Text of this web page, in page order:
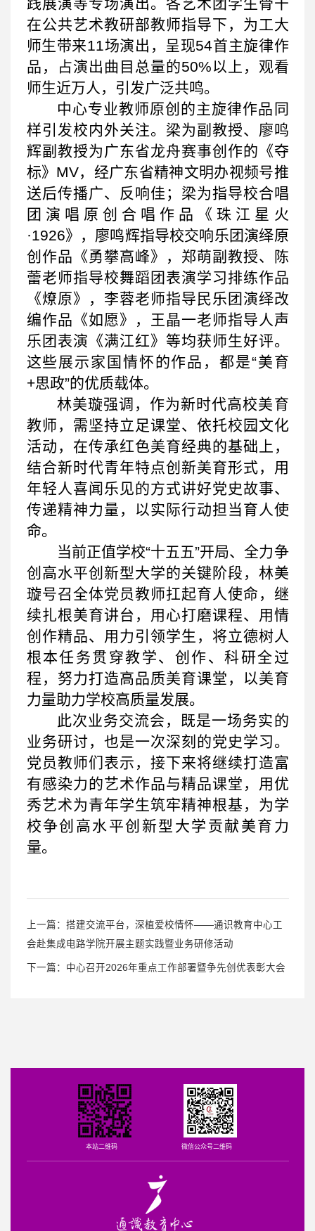
践展演等专场演出。各艺术团学生骨干
在公共艺术教研部教师指导下，为工大
师生带来11场演出，呈现54首主旋律作
品，占演出曲目总量的50%以上，观看
师生近万人，引发广泛共鸣。
中心专业教师原创的主旋律作品同
样引发校内外关注。梁为副教授、廖鸣
辉副教授为广东省龙舟赛事创作的《夺
标》MV，经广东省精神文明办视频号推
送后传播广、反响佳；梁为指导校合唱
团演唱原创合唱作品《珠江星火
·1926》，廖鸣辉指导校交响乐团演绎原
创作品《勇攀高峰》，郑萌副教授、陈
蕾老师指导校舞蹈团表演学习排练作品
《燎原》，李蓉老师指导民乐团演绎改
编作品《如愿》，王晶一老师指导人声
乐团表演《满江红》等均获师生好评。
这些展示家国情怀的作品，都是“美育
+思政”的优质载体。
林美璇强调，作为新时代高校美育
教师，需坚持立足课堂、依托校园文化
活动，在传承红色美育经典的基础上，
结合新时代青年特点创新美育形式，用
年轻人喜闻乐见的方式讲好党史故事、
传递精神力量，以实际行动担当育人使
命。
当前正值学校“十五五”开局、全力争
创高水平创新型大学的关键阶段，林美
璇号召全体党员教师扛起育人使命，继
续扎根美育讲台，用心打磨课程、用情
创作精品、用力引领学生，将立德树人
根本任务贯穿教学、创作、科研全过
程，努力打造高品质美育课堂，以美育
力量助力学校高质量发展。
此次业务交流会，既是一场务实的
业务研讨，也是一次深刻的党史学习。
党员教师们表示，接下来将继续打造富
有感染力的艺术作品与精品课堂，用优
秀艺术为青年学生筑牢精神根基，为学
校争创高水平创新型大学贡献美育力
量。
上一篇： 搭建交流平台，深植爱校情怀——通识教育中心工
会赴集成电路学院开展主题实践暨业务研修活动
下一篇： 中心召开2026年重点工作部署暨争先创优表彰大会
本站二维码 微信公众号二维码